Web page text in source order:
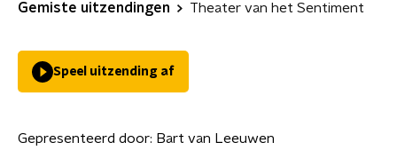
Gemiste uitzendingen Theater van het Sentiment
Speel uitzending af
Gepresenteerd door: Bart van Leeuwen